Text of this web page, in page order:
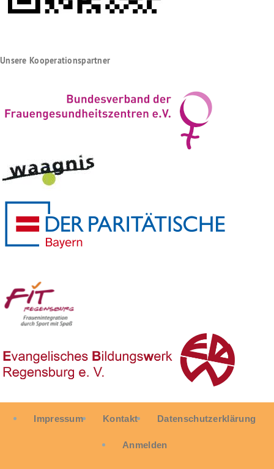
Unsere Kooperationspartner
User
Impressum Kontakt Datenschutzerklärung
Anmelden